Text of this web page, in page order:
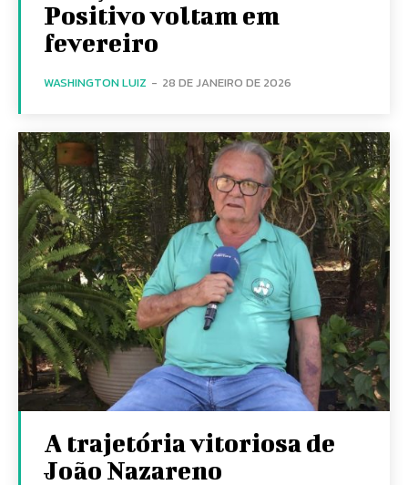
Positivo voltam em
fevereiro
WASHINGTON LUIZ - 28 DE JANEIRO DE 2026
A trajetória vitoriosa de
João Nazareno